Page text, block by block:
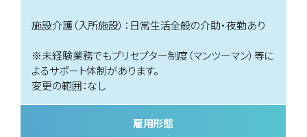
施設介護（入所施設）：日常生活全般の介助・夜勤あり
※未経験業務でもプリセプター制度（マンツーマン）等に
よるサポート体制があります。
変更の範囲：なし
雇用形態